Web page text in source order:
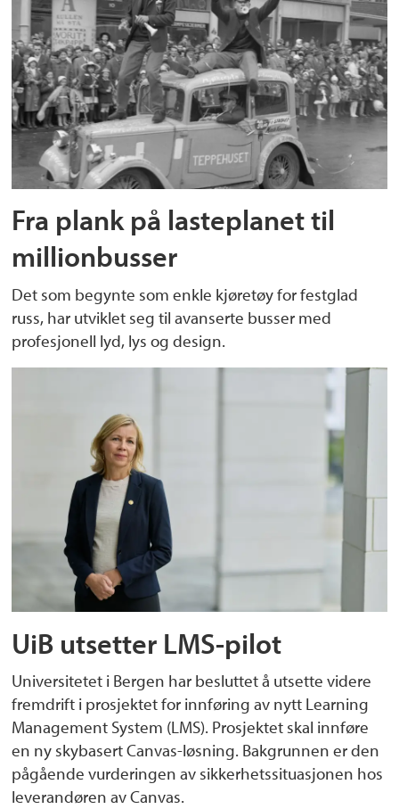
Fra plank på lasteplanet til
millionbusser
Det som begynte som enkle kjøretøy for festglad
russ, har utviklet seg til avanserte busser med
profesjonell lyd, lys og design.
UiB utsetter LMS-pilot
Universitetet i Bergen har besluttet å utsette videre
fremdrift i prosjektet for innføring av nytt Learning
Management System (LMS). Prosjektet skal innføre
en ny skybasert Canvas-løsning. Bakgrunnen er den
pågående vurderingen av sikkerhetssituasjonen hos
leverandøren av Canvas.